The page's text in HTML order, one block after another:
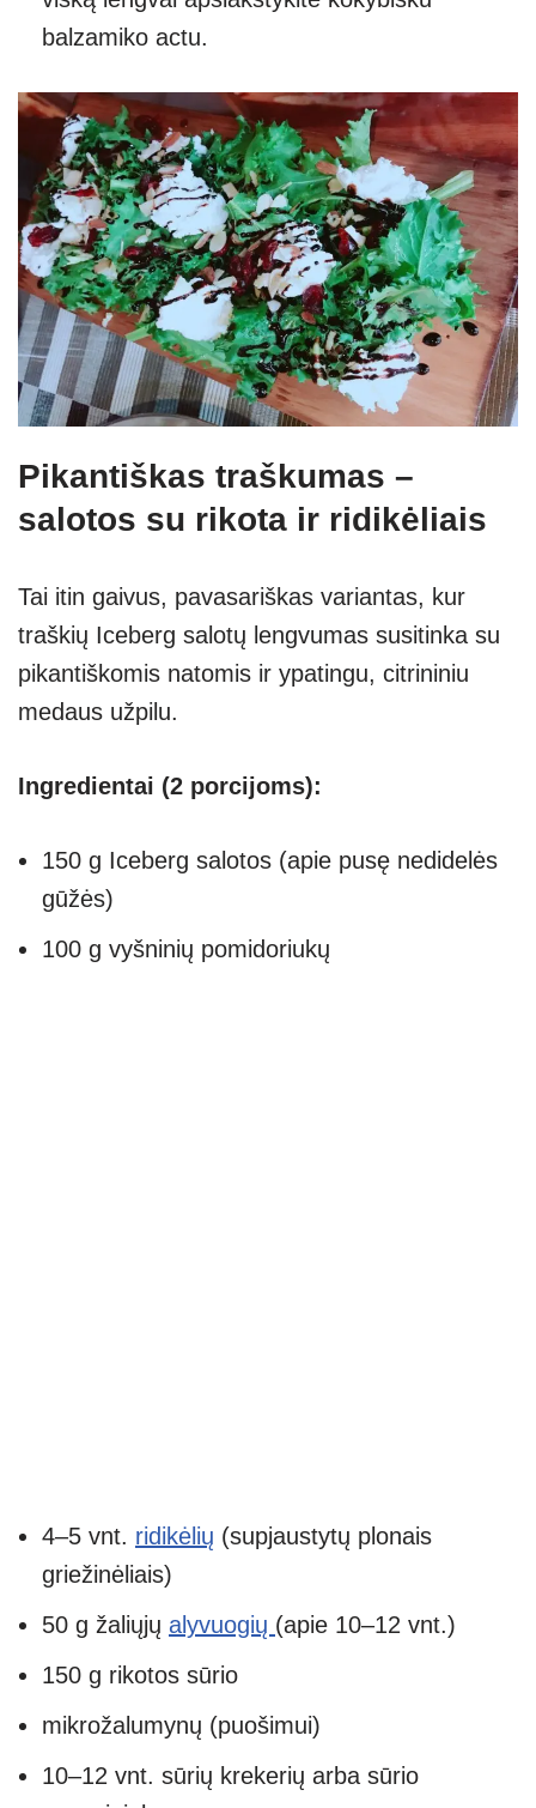
balzamiko actu.
Pikantiškas traškumas –
salotos su rikota ir ridikėliais
Tai itin gaivus, pavasariškas variantas, kur
traškių Iceberg salotų lengvumas susitinka su
pikantiškomis natomis ir ypatingu, citrininiu
medaus užpilu.
Ingredientai (2 porcijoms):
150 g Iceberg salotos (apie pusę nedidelės
gūžės)
100 g vyšninių pomidoriukų
4–5 vnt. ridikėlių (supjaustytų plonais
griežinėliais)
50 g žaliųjų alyvuogių (apie 10–12 vnt.)
150 g rikotos sūrio
mikrožalumynų (puošimui)
10–12 vnt. sūrių krekerių arba sūrio